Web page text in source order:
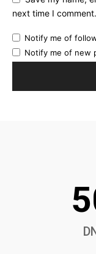
next time I comment.
Notify me of
Notify me of new